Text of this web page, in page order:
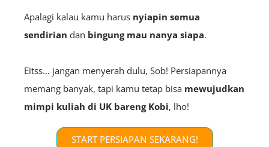
Apalagi kalau kamu harus nyiapin semua
sendirian dan bingung mau nanya siapa.
Eitss… jangan menyerah dulu, Sob! Persiapannya
memang banyak, tapi kamu tetap bisa mewujudkan
mimpi kuliah di UK bareng Kobi, lho!
START PERSIAPAN SEKARANG!